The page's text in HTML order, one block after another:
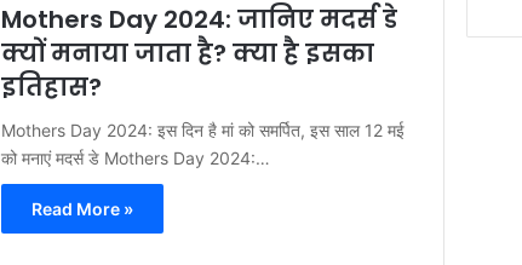
Mothers Day 2024: जानिए मदर्स डे
क्यों मनाया जाता है? क्या है इसका
इतिहास?
Mothers Day 2024: इस दिन है मां को समर्पित, इस साल 12 मई
को मनाएं मदर्स डे Mothers Day 2024:…
Read More »